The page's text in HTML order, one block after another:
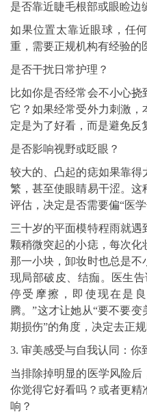
是否靠近睫毛根部或眼睑边
如果位置太靠近眼球，任
重，需要正规机构有经验的
是否干扰日常护理？
比如你是否经常会不小心
它？如果经常受外力刺激，
定是为了好看，而是避免反
是否影响视野或眨眼？
较大的、凸起的痣如果靠得
繁，甚至使眼睛易干涩。这
评估，决定是否需要偏“医学
三十岁的平面模特程雨就
颗稍微突起的小痣，每次
那一小块，卸妆时也总是不
现局部破皮、结痂。医生
停受摩擦，即使现在是
腾。”这才让她从“要不要
期损伤”的角度，决定去正
3. 审美感受与自我认同：你
当排除掉明显的医学风险后
你觉得它好看吗？或者更精
响？